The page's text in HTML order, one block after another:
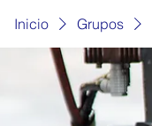
Inicio Grupos